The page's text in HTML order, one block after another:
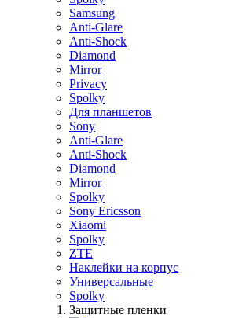
Samsung
Anti-Glare
Anti-Shock
Diamond
Mirror
Privacy
Spolky
Для планшетов
Sony
Anti-Glare
Anti-Shock
Diamond
Mirror
Spolky
Sony Ericsson
Xiaomi
Spolky
ZTE
Наклейки на корпус
Универсальные
Spolky
Защитные пленки